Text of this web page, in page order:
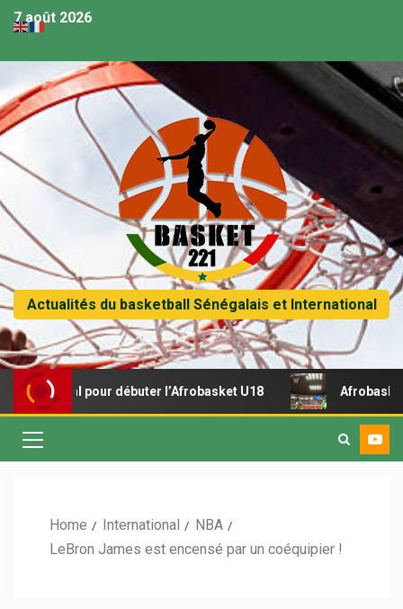
7 août 2026
Actualités du basketball Sénégalais et International
pour débuter l’Afrobasket U18 Afrobasket U18 –
Home International
NBA
LeBron James est encensé par un coéquipier !